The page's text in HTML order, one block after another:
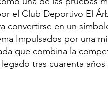
el Club Deportivo El
convertirse en un
Impulsados por una
que combina la
tras cuarenta años